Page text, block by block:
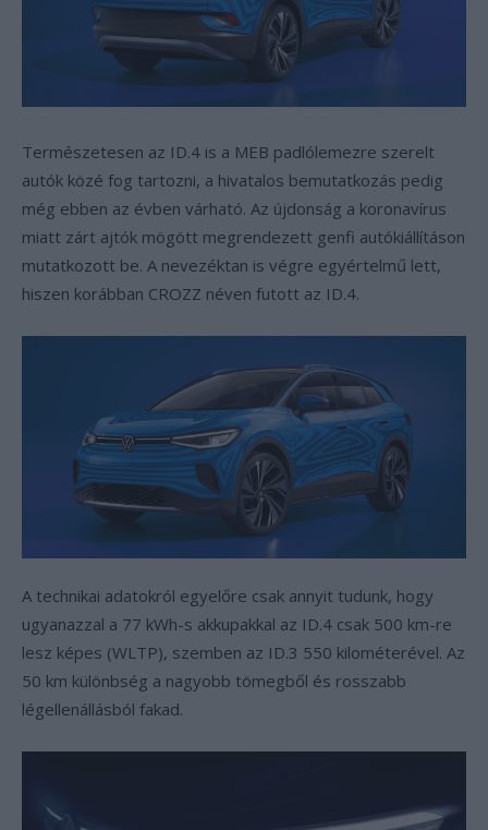
Természetesen az ID.4 is a MEB padlólemezre szerelt
autók közé fog tartozni, a hivatalos bemutatkozás pedig
még ebben az évben várható. Az újdonság a koronavírus
miatt zárt ajtók mögött megrendezett genfi autókiállításon
mutatkozott be. A nevezéktan is végre egyértelmű lett,
hiszen korábban CROZZ néven futott az ID.4.
A technikai adatokról egyelőre csak annyit tudunk, hogy
ugyanazzal a 77 kWh-s akkupakkal az ID.4 csak 500 km-re
lesz képes (WLTP), szemben az ID.3 550 kilométerével. Az
50 km különbség a nagyobb tömegből és rosszabb
légellenállásból fakad.